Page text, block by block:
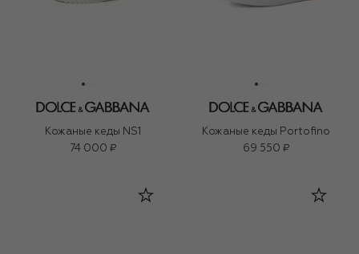
Кожаные кеды NS1
74 000 ₽
Кожаные кеды Portofino
69 550 ₽